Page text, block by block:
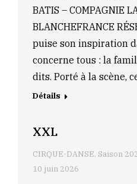
BATIS – COMPAGNIE
BLANCHEFRANCE
puise son inspiration
concerne tous : la
dits. Porté à la scène,
Détails
XXL
CIRQUE-DANSE, Saison
10 juin 2026